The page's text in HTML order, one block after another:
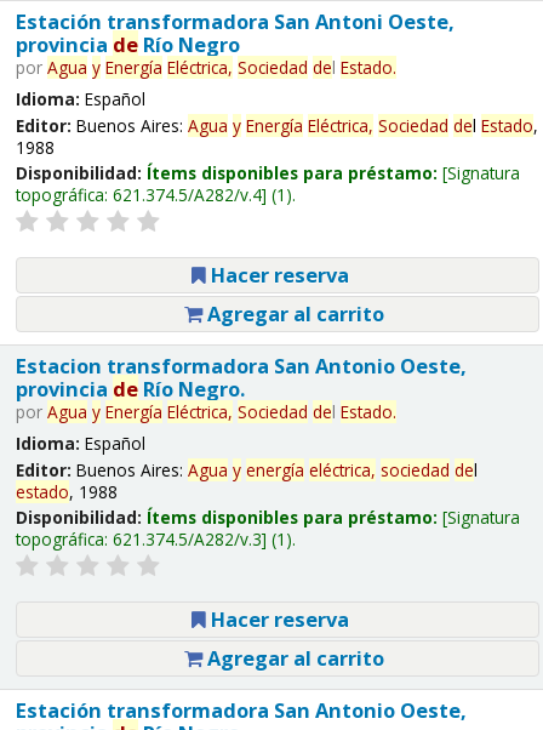
Estación transformadora San Antoni Oeste,
provincia deRío Negro
por Agua y Energía Eléctrica, Sociedad del Estado.
Idioma: Español
Editor: Buenos Aires: Agua y Energía Eléctrica, Sociedad del Estado,
1988
Disponibilidad: Ítems disponibles para préstamo: Signatura
topográfica: 621.374.5/A282/v.4 (1).
Hacer reserva
Agregar al carrito
Estacion transformadora San Antonio Oeste,
provincia deRío Negro.
por Agua y Energía Eléctrica, Sociedad del Estado.
Idioma: Español
Editor: Buenos Aires: Agua y energía eléctrica, sociedad del
estado, 1988
Disponibilidad: Ítems disponibles para préstamo: Signatura
topográfica: 621.374.5/A282/v.3 (1).
Hacer reserva
Agregar al carrito
Estación transformadora San Antonio Oeste,